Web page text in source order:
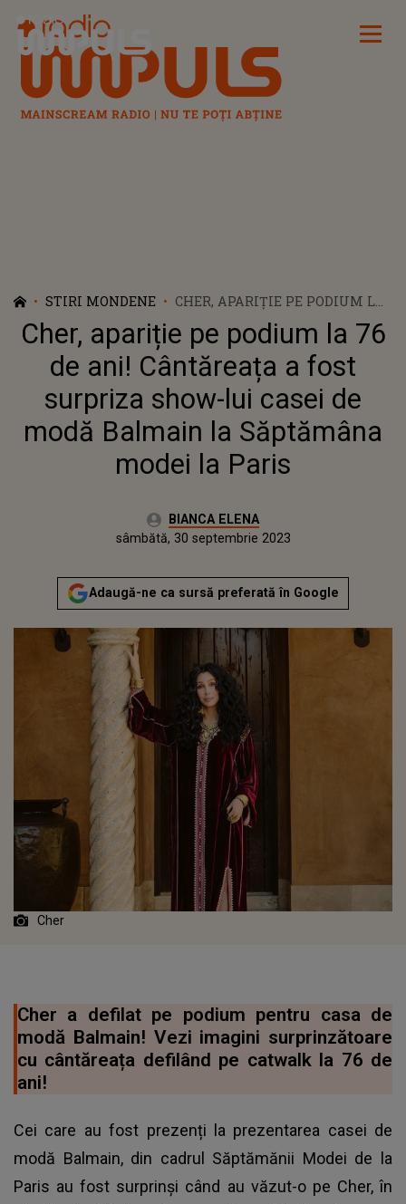
Radio Impuls
STIRI MONDENE
CHER, APARIȚIE PE PODIUM LA
76 DE ANI! CÂNTĂREAȚA A FOST
SURPRIZA SHOW-LUI CASEI DE
MODĂ BALMAIN LA
SĂPTĂMÂNA MODEI LA PARIS
Cher, apariție pe podium la 76
de ani! Cântăreața a fost
surpriza show-lui casei de
modă Balmain la Săptămâna
modei la Paris
Autor:BIANCA ELENA
vineri, 30 septembrie 2022
Actualizat:
sâmbătă, 30 septembrie 2023
Adaugă-ne ca sursă preferată în Google
Cher
Cher a defilat pe podium pentru casa de
modă Balmain! Vezi imagini surprinzătoare
cu cântăreața defilând pe catwalk la 76 de
ani!
Cei care au fost prezenți la prezentarea casei de
modă Balmain, din cadrul Săptămănii Modei de la
Paris au fost surprinși când au văzut-o pe Cher, în